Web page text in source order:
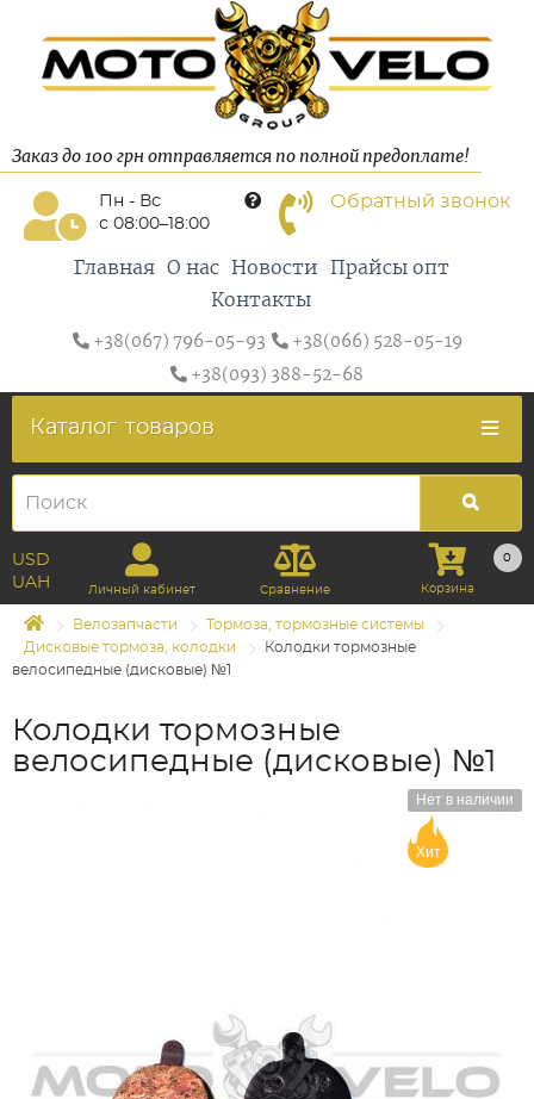
Заказ до 100 грн отправляется по полной предоплате!
Пн - Вс
с 08:00–18:00
Обратный звонок
Главная О нас Новости
Прайсы опт
Контакты
+38(067) 796-05-93
+38(066) 528-05-19
+38(093) 388-52-68
Каталог товаров
USD
UAH
Личный кабинет Сравнение
0
Корзина
Велозапчасти
Тормоза, тормозные системы
Дисковые тормоза, колодки
Колодки тормозные
велосипедные (дисковые) №1
Колодки тормозные
велосипедные (дисковые) №1
Нет в наличии
Хит